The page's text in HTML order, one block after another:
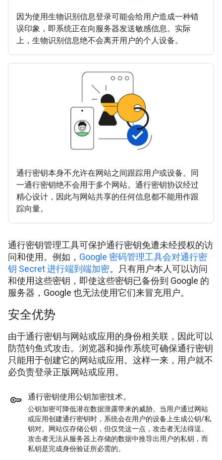
因为使用生物识别信息登录可能会给用户造成一种错
误印象，即系统正在向服务器发送敏感信息。实际
上，生物识别信息绝不会离开用户的个人设备。
通行密钥本身不允许在网站之间跟踪用户或设备。同
一通行密钥绝不会用于多个网站。通行密钥协议经过
精心设计，因此与网站共享的任何信息都不能用作跟
踪向量。
通行密钥管理工具可保护通行密钥免遭未经授权的访
问和使用。例如， Google 密码管理工具会对通行密
钥 Secret 进行端到端加密。只有用户本人可以访问
和使用这些密钥，即使这些密钥已备份到 Google 的
服务器，Google 也无法使用它们来冒充用户。
安全优势
由于通行密钥与网站或应用的身份相关联，因此可以
防范钓鱼式攻击。浏览器和操作系统可确保通行密钥
只能用于创建它的网站或应用。这样一来，用户就不
必负责登录正版网站或应用。
通行密钥使用公钥加密技术。
公钥加密可降低潜在数据泄露带来的威胁。当用户通过网站
或应用创建通行密钥时，系统会在用户的设备上生成公钥/私
钥对。网站仅存储公钥，但仅凭这一点，攻击者无法得逞。
攻击者无法从服务器上存储的数据中推导出用户的私钥，而
私钥是完成身份验证所必需的。